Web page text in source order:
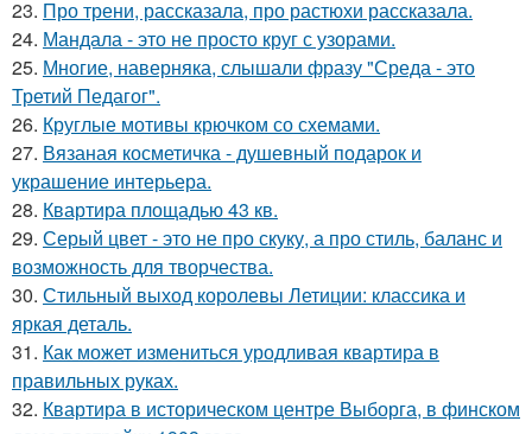
23. Про трени, рассказала, про растюхи рассказала.
24. Мандала - это не просто круг с узорами.
25. Многие, наверняка, слышали фразу "Среда - это
Третий Педагог".
26. Круглые мотивы крючком со схемами.
27. Вязаная косметичка - душевный подарок и
украшение интерьера.
28. Квартира площадью 43 кв.
29. Серый цвет - это не про скуку, а про стиль, баланс и
возможность для творчества.
30. Стильный выход королевы Летиции: классика и
яркая деталь.
31. Как может измениться уродливая квартира в
правильных руках.
32. Квартира в историческом центре Выборга, в финском